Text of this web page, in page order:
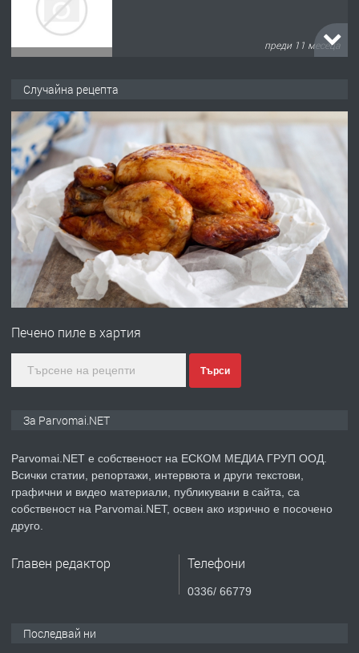
преди 11 месеца
преди 1 година
ПРЕДЛАГА Работа за общи работници
преди 1 година
ПРЕДЛАГА
Първи поход "По стъпките на Ангел
преди 1 година
ПРЕДЛАГА Уроци по Математика
Случайна рецепта
Печено пиле в хартия
Търси
За Parvomai.NET
Parvomai.NET е собственост на ЕСКОМ МЕДИА ГРУП ООД.
Всички статии, репортажи, интервюта и други текстови,
графични и видео материали, публикувани в сайта, са
собственост на Parvomai.NET, освен ако изрично е посочено
друго.
Главен редактор Телефони
0336/ 66779
Последвай ни